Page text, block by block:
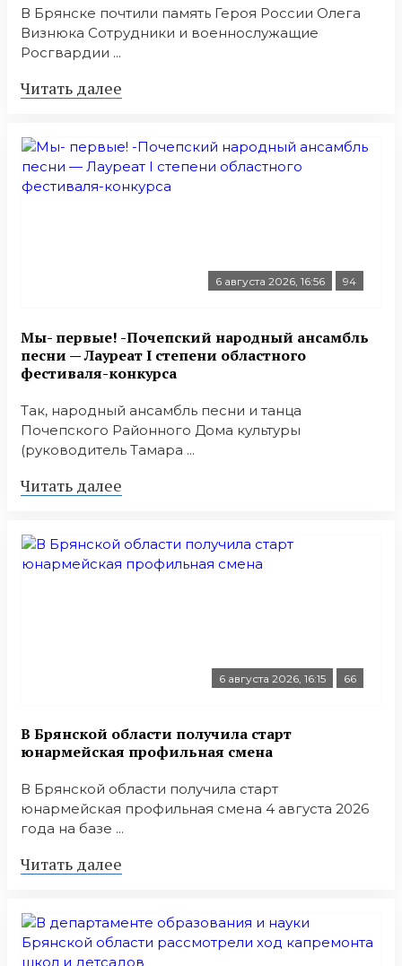
В Брянске почтили память Героя России Олега
Визнюка Сотрудники и военнослужащие
Росгвардии ...
Читать далее
6 августа 2026, 16:56 94
Мы- первые! -Почепский народный ансамбль
песни — Лауреат I степени областного
фестиваля-конкурса
Так, народный ансамбль песни и танца
Почепского Районного Дома культуры
(руководитель Тамара ...
Читать далее
6 августа 2026, 16:15 66
В Брянской области получила старт
юнармейская профильная смена
В Брянской области получила старт
юнармейская профильная смена 4 августа 2026
года на базе ...
Читать далее